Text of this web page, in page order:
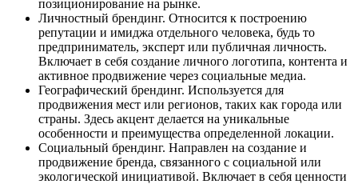
позиционирование на рынке.
Личностный брендинг. Относится к построению
репутации и имиджа отдельного человека, будь то
предприниматель, эксперт или публичная личность.
Включает в себя создание личного логотипа, контента и
активное продвижение через социальные медиа.
Географический брендинг. Используется для
продвижения мест или регионов, таких как города или
страны. Здесь акцент делается на уникальные
особенности и преимущества определенной локации.
Социальный брендинг. Направлен на создание и
продвижение бренда, связанного с социальной или
экологической инициативой. Включает в себя ценности